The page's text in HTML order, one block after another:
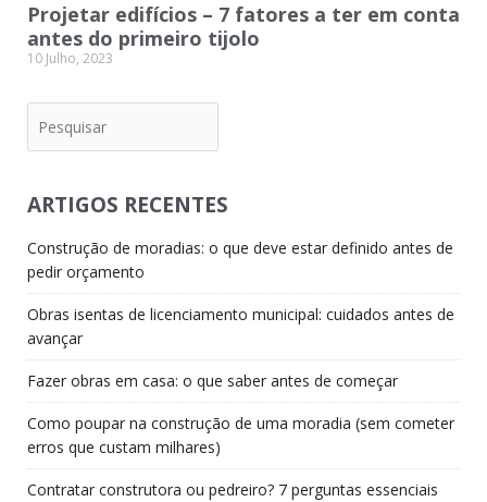
Projetar edifícios – 7 fatores a ter em conta
antes do primeiro tijolo
10 Julho, 2023
ARTIGOS RECENTES
Construção de moradias: o que deve estar definido antes de
pedir orçamento
Obras isentas de licenciamento municipal: cuidados antes de
avançar
Fazer obras em casa: o que saber antes de começar
Como poupar na construção de uma moradia (sem cometer
erros que custam milhares)
Contratar construtora ou pedreiro? 7 perguntas essenciais